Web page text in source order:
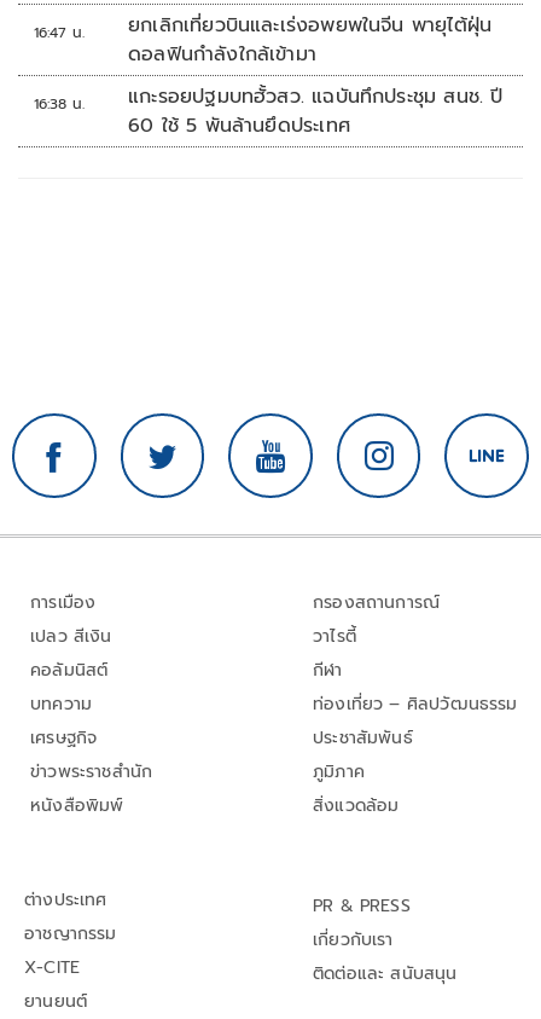
16:47 น.
ยกเลิกเที่ยวบินและเร่งอพยพในจีน พายุไต้ฝุ่น
ดอลฟินกำลังใกล้เข้ามา
16:38 น.
แกะรอยปฐมบทฮั้วสว. แฉบันทึกประชุม สนช. ปี
60 ใช้ 5 พันล้านยึดประเทศ
การเมือง
เปลว สีเงิน
คอลัมนิสต์
บทความ
เศรษฐกิจ
ข่าวพระราชสำนัก
หนังสือพิมพ์
กรองสถานการณ์
วาไรตี้
กีฬา
ท่องเที่ยว – ศิลปวัฒนธรรม
ประชาสัมพันธ์
ภูมิภาค
สิ่งแวดล้อม
ต่างประเทศ
อาชญากรรม
X-CITE
ยานยนต์
PR & PRESS
เกี่ยวกับเรา
ติดต่อและ สนับสนุน